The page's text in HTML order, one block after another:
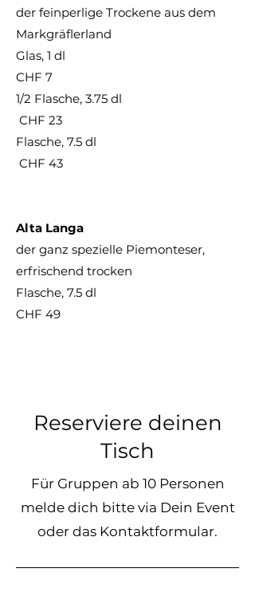
der feinperlige Trockene aus dem
Markgräflerland
Glas, 1 dl
CHF 7
1/2 Flasche, 3.75 dl
CHF 23
Flasche, 7.5 dl
CHF 43
Alta Langa
der ganz spezielle Piemonteser,
erfrischend trocken
Flasche, 7.5 dl
CHF 49
Reserviere deinen
Tisch
Für Gruppen ab 10 Personen
melde dich bitte via Dein Event
oder das Kontaktformular.